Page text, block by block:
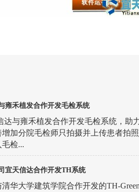
雍禾植发合作开发毛检系统
达与雍禾植发合作开发毛检系统，助
加分院毛检师只拍摄并上传患者拍
检...
宜天信达合作开发TH系统
华大学建筑学院合作开发的TH-